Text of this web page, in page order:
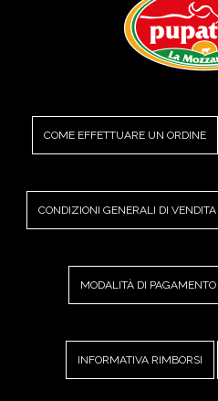
COME EFFETTUARE UN ORDINE
CONDIZIONI GENERALI DI VENDITA
MODALITÀ DI PAGAMENTO
INFORMATIVA RIMBORSI